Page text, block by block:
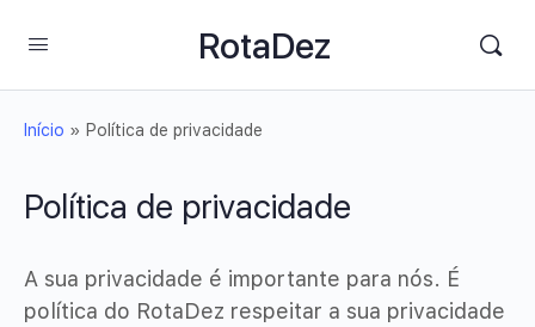
RotaDez
Início » Política de privacidade
Política de privacidade
A sua privacidade é importante para nós. É
política do RotaDez respeitar a sua privacidade